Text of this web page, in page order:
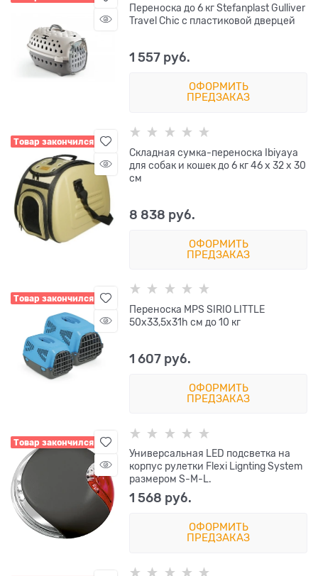
Переноска до 6 кг Stefanplast Gulliver
Travel Chic с пластиковой дверцей
1 557 руб.
ОФОРМИТЬ
ПРЕДЗАКАЗ
Товар закончился
Складная сумка-переноска Ibiyaya
для собак и кошек до 6 кг 46 х 32 х 30
см
8 838 руб.
ОФОРМИТЬ
ПРЕДЗАКАЗ
Товар закончился
Переноска MPS SIRIO LITTLE
50х33,5х31h см до 10 кг
1 607 руб.
ОФОРМИТЬ
ПРЕДЗАКАЗ
Товар закончился
Универсальная LED подсветка на
корпус рулетки Flexi Lignting System
размером S-M-L.
1 568 руб.
ОФОРМИТЬ
ПРЕДЗАКАЗ